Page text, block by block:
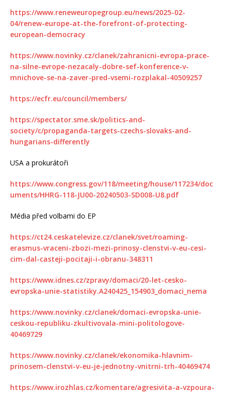
https://www.reneweuropegroup.eu/news/2025-02-
04/renew-europe-at-the-forefront-of-protecting-
european-democracy
https://www.novinky.cz/clanek/zahranicni-evropa-prace-
na-silne-evrope-nezacaly-dobre-sef-konference-v-
mnichove-se-na-zaver-pred-vsemi-rozplakal-40509257
https://ecfr.eu/council/members/
https://spectator.sme.sk/politics-and-
society/c/propaganda-targets-czechs-slovaks-and-
hungarians-differently
USA a prokurátoři
https://www.congress.gov/118/meeting/house/117234/doc
uments/HHRG-118-JU00-20240503-SD008-U8.pdf
Média před volbami do EP
https://ct24.ceskatelevize.cz/clanek/svet/roaming-
erasmus-vraceni-zbozi-mezi-prinosy-clenstvi-v-eu-cesi-
cim-dal-casteji-pocitaji-i-obranu-348311
https://www.idnes.cz/zpravy/domaci/20-let-cesko-
evropska-unie-statistiky.A240425_154903_domaci_nema
https://www.novinky.cz/clanek/domaci-evropska-unie-
ceskou-republiku-zkultivovala-mini-politologove-
40469729
https://www.novinky.cz/clanek/ekonomika-hlavnim-
prinosem-clenstvi-v-eu-je-jednotny-vnitrni-trh-40469474
https://www.irozhlas.cz/komentare/agresivita-a-vzpoura-